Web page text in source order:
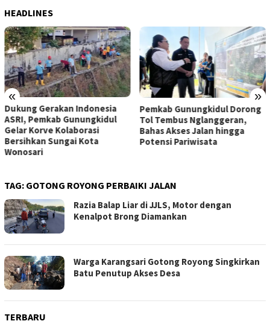
HEADLINES
« »
Dukung Gerakan Indonesia
ASRI, Pemkab Gunungkidul
Gelar Korve Kolaborasi
Bersihkan Sungai Kota
Wonosari
Pemkab Gunungkidul Dorong
Tol Tembus Nglanggeran,
Bahas Akses Jalan hingga
Potensi Pariwisata
TAG: GOTONG ROYONG PERBAIKI JALAN
Razia Balap Liar di JJLS, Motor dengan
Kenalpot Brong Diamankan
Warga Karangsari Gotong Royong Singkirkan
Batu Penutup Akses Desa
TERBARU